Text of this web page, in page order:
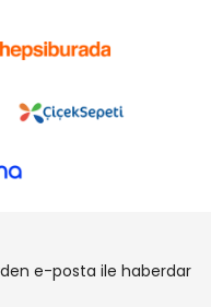
e-posta ile haberdar